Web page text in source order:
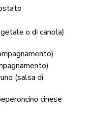
o di canola)
(salsa di
cinese